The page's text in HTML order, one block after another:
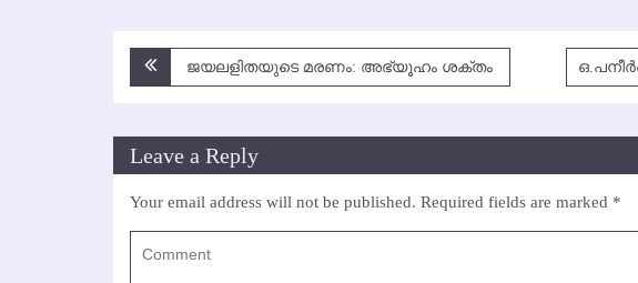
Post
ജയലളിതയുടെ മരണം: അഭ്യൂഹം ശക്തം
Leave a Reply
Your email address will not be published. Required fields are marked *